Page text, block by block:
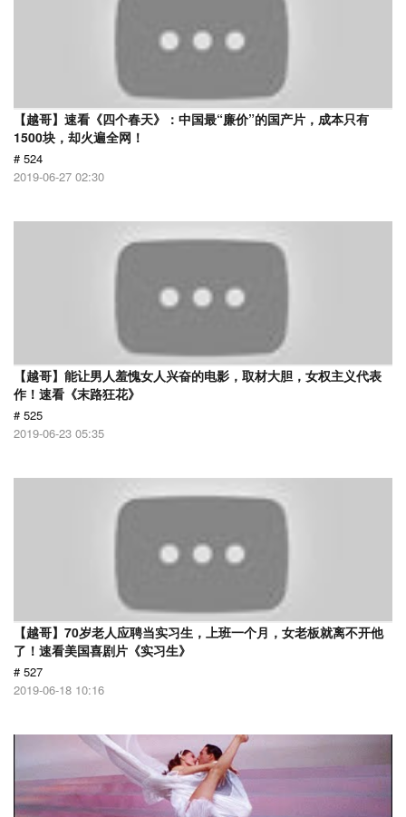
【越哥】速看《四个春天》：中国最“廉价”的国产片，成本只有
1500块，却火遍全网！
# 524
2019-06-27 02:30
【越哥】能让男人羞愧女人兴奋的电影，取材大胆，女权主义代表
作！速看《末路狂花》
# 525
2019-06-23 05:35
【越哥】70岁老人应聘当实习生，上班一个月，女老板就离不开他
了！速看美国喜剧片《实习生》
# 527
2019-06-18 10:16